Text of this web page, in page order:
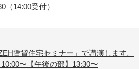
（14:00受付）
賃貸住宅セミナー」で講演します。
〜【午後の部】13:30〜